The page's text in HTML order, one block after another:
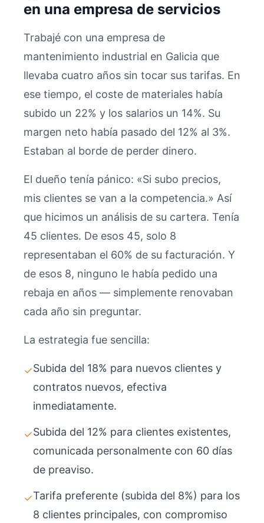
en una empresa de servicios
Trabajé con una empresa de
mantenimiento industrial en Galicia que
llevaba cuatro años sin tocar sus tarifas. En
ese tiempo, el coste de materiales había
subido un 22% y los salarios un 14%. Su
margen neto había pasado del 12% al 3%.
Estaban al borde de perder dinero.
El dueño tenía pánico: «Si subo precios,
mis clientes se van a la competencia.» Así
que hicimos un análisis de su cartera. Tenía
45 clientes. De esos 45, solo 8
representaban el 60% de su facturación. Y
de esos 8, ninguno le había pedido una
rebaja en años — simplemente renovaban
cada año sin preguntar.
La estrategia fue sencilla:
✓Subida del 18% para nuevos clientes y
contratos nuevos, efectiva
inmediatamente.
✓Subida del 12% para clientes existentes,
comunicada personalmente con 60 días
de preaviso.
✓Tarifa preferente (subida del 8%) para los
8 clientes principales, con compromiso